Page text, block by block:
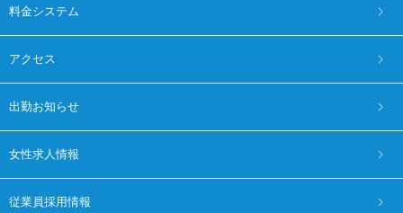
料金システム
アクセス
出勤お知らせ
女性求人情報
従業員採用情報